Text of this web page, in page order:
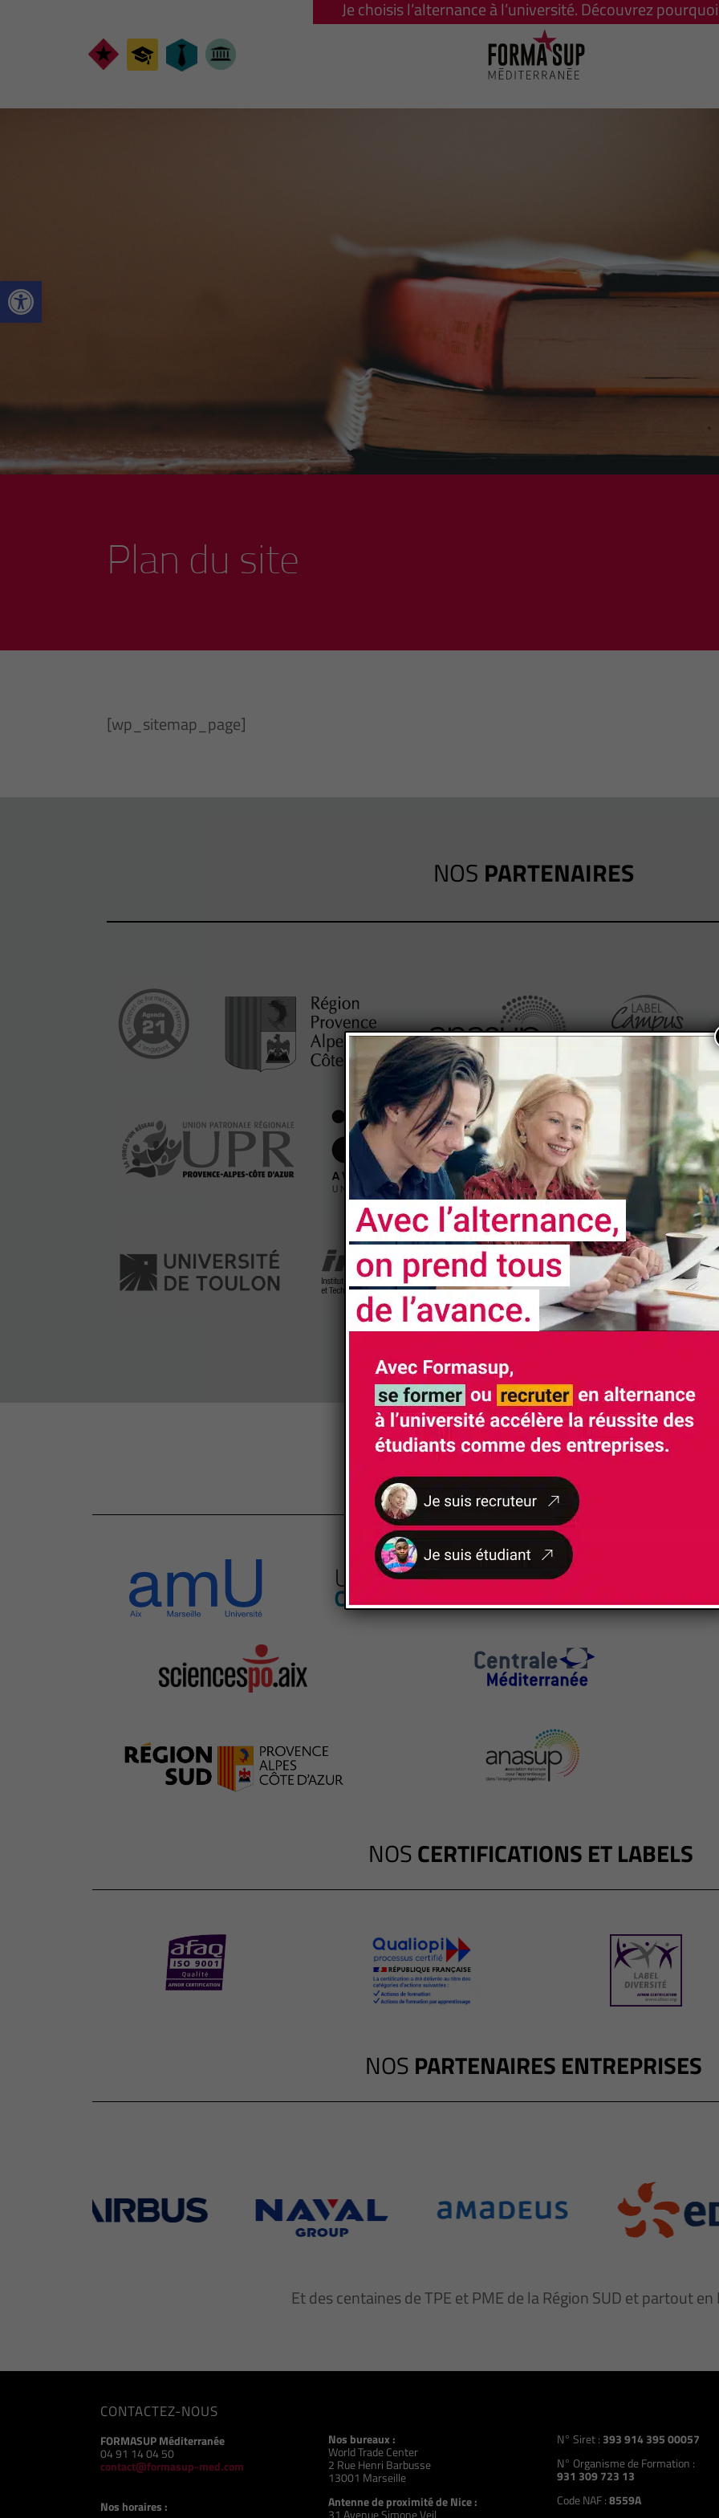
Ouvrir la barre d’outils
Je choisis l’alternance à l’université. Découvrez
Plan du site
[wp_sitemap_page]
NOS PARTENAIRES
NOSPARTENAIRES
NOSCERTIFICATIONS ET LABELS
NOS PARTENAIRES ENTREPRISES
Et des centaines de TPE et PME de la Région SUD et partout
CONTACTEZ-NOUS
FORMASUP Méditerranée
04 91 14 04 50
contact@formasup-med.com
Nos horaires :
Nos bureaux :
World Trade Center
2 Rue Henri Barbusse
13001 Marseille
Antenne de proximité de Nice :
31 Avenue Simone Veil
N° Siret : 393 914 395 00057
N° Organisme de Formation :
931 309 723 13
Code NAF :8559A